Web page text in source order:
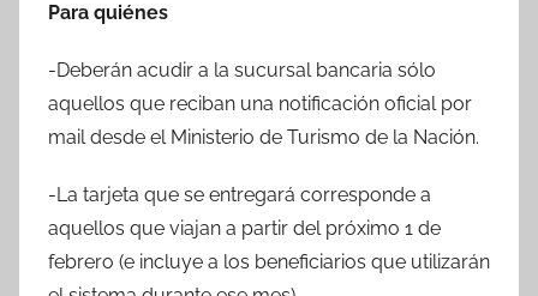
Para quiénes
-Deberán acudir a la sucursal bancaria sólo
aquellos que reciban una notificación oficial por
mail desde el Ministerio de Turismo de la Nación.
-La tarjeta que se entregará corresponde a
aquellos que viajan a partir del próximo 1 de
febrero (e incluye a los beneficiarios que utilizarán